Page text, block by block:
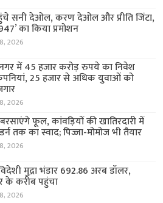
सनी देओल, करण देओल और प्रीति जिंटा,
का किया प्रमोशन
2026
में 45 हजार करोड़ रुपये का निवेश
25 हजार से अधिक युवाओं को
2026
फूल, कांवड़ियों की खातिरदारी में
तक का स्वाद; पिज्जा-मोमोज भी तैयार
2026
मुद्रा भंडार 692.86 अरब डॉलर,
के करीब पहुंचा
2026